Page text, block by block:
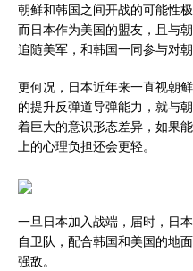
朝鲜和韩国之间开战的可能性
而日本作为美国的盟友，且与
追随美军，和韩国一同参与对朝
更何况，日本近年来一直视朝
的提升反弹道导弹能力，就与
着巨大的意识形态差异，如果
上的心理负担还会更轻。
一旦日本加入战端，届时，日
自卫队，配合韩国和美国的地
强敌。